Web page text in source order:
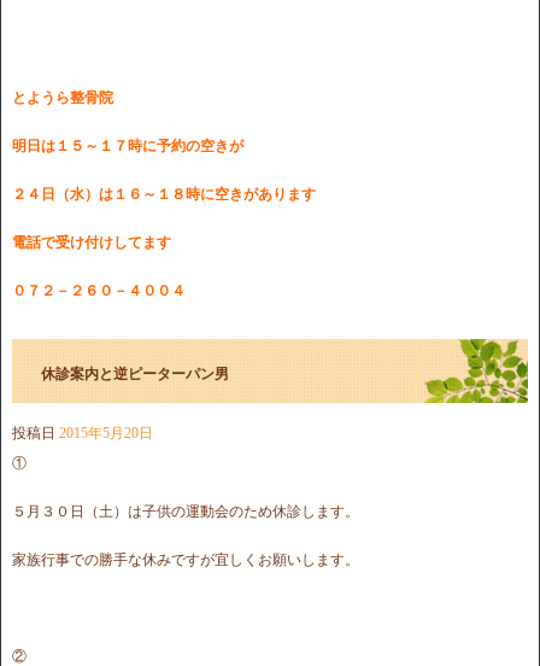
とようら整骨院
明日は１５～１７時に予約の空きが
２４日（水）は１６～１８時に空きがあります
電話で受け付けしてます
０７２－２６０－４００４
休診案内と逆ピーターパン男
投稿日 2015年5月20日
①
５月３０日（土）は子供の運動会のため休診します。
家族行事での勝手な休みですが宜しくお願いします。
②